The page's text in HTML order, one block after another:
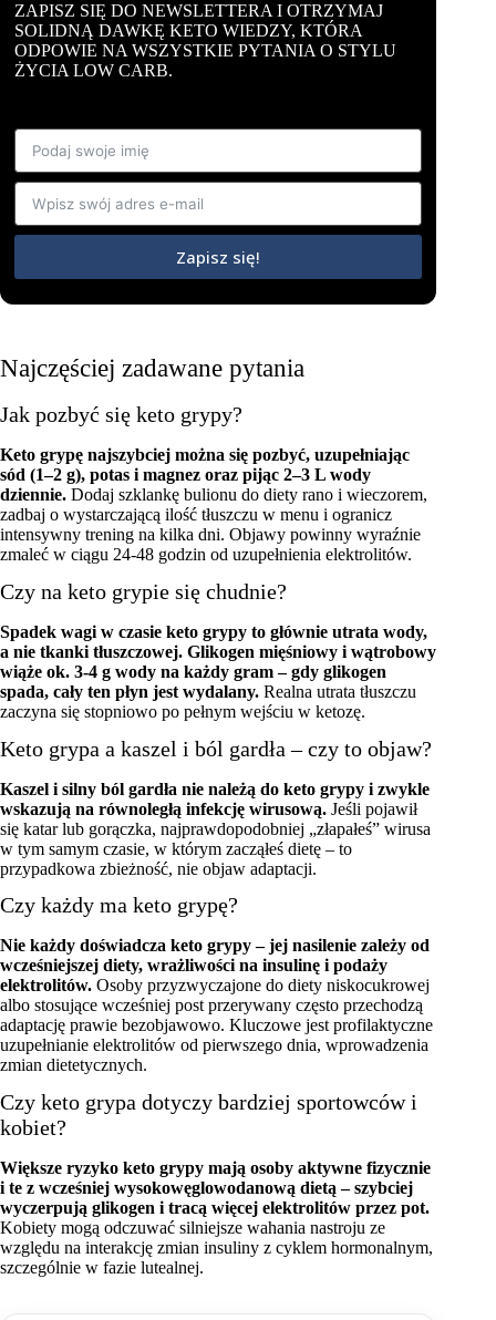
ZAPISZ SIĘ DO NEWSLETTERA I OTRZYMAJ
SOLIDNĄ DAWKĘ KETO WIEDZY, KTÓRA
ODPOWIE NA WSZYSTKIE PYTANIA O STYLU
ŻYCIA LOW CARB.
Zapisz się!
Najczęściej zadawane pytania
Jak pozbyć się keto grypy?
Keto grypę najszybciej można się pozbyć, uzupełniając
sód (1–2 g), potas i magnez oraz pijąc 2–3 L wody
dziennie. Dodaj szklankę bulionu do diety rano i wieczorem,
zadbaj o wystarczającą ilość tłuszczu w menu i ogranicz
intensywny trening na kilka dni. Objawy powinny wyraźnie
zmaleć w ciągu 24-48 godzin od uzupełnienia elektrolitów.
Czy na keto grypie się chudnie?
Spadek wagi w czasie keto grypy to głównie utrata wody,
a nie tkanki tłuszczowej. Glikogen mięśniowy i wątrobowy
wiąże ok. 3-4 g wody na każdy gram – gdy glikogen
spada, cały ten płyn jest wydalany. Realna utrata tłuszczu
zaczyna się stopniowo po pełnym wejściu w ketozę.
Keto grypa a kaszel i ból gardła – czy to objaw?
Kaszel i silny ból gardła nie należą do keto grypy i zwykle
wskazują na równoległą infekcję wirusową. Jeśli pojawił
się katar lub gorączka, najprawdopodobniej „złapałeś” wirusa
w tym samym czasie, w którym zacząłeś dietę – to
przypadkowa zbieżność, nie objaw adaptacji.
Czy każdy ma keto grypę?
Nie każdy doświadcza keto grypy – jej nasilenie zależy od
wcześniejszej diety, wrażliwości na insulinę i podaży
elektrolitów. Osoby przyzwyczajone do diety niskocukrowej
albo stosujące wcześniej post przerywany często przechodzą
adaptację prawie bezobjawowo. Kluczowe jest profilaktyczne
uzupełnianie elektrolitów od pierwszego dnia, wprowadzenia
zmian dietetycznych.
Czy keto grypa dotyczy bardziej sportowców i
kobiet?
Większe ryzyko keto grypy mają osoby aktywne fizycznie
i te z wcześniej wysokowęglowodanową dietą – szybciej
wyczerpują glikogen i tracą więcej elektrolitów przez pot.
Kobiety mogą odczuwać silniejsze wahania nastroju ze
względu na interakcję zmian insuliny z cyklem hormonalnym,
szczególnie w fazie lutealnej.